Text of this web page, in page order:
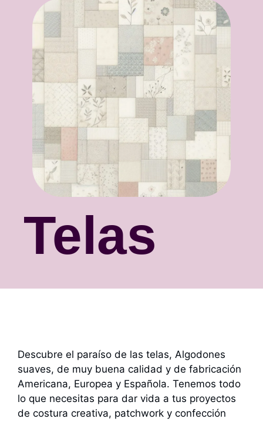
Telas
Descubre el paraíso de las telas, Algodones
suaves, de muy buena calidad y de fabricación
Americana, Europea y Española. Tenemos todo
lo que necesitas para dar vida a tus proyectos
de costura creativa, patchwork y confección